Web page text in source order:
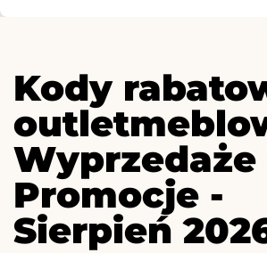
Kody
Wyprzedaże
Promocje -
Sierpień